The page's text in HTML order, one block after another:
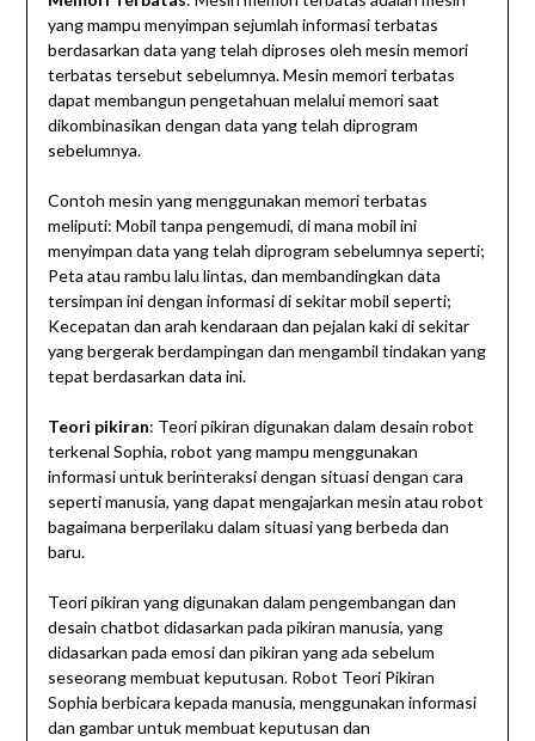
yang mampu menyimpan sejumlah informasi terbatas
berdasarkan data yang telah diproses oleh mesin memori
terbatas tersebut sebelumnya. Mesin memori terbatas
dapat membangun pengetahuan melalui memori saat
dikombinasikan dengan data yang telah diprogram
sebelumnya.
Contoh mesin yang menggunakan memori terbatas
meliputi: Mobil tanpa pengemudi, di mana mobil ini
menyimpan data yang telah diprogram sebelumnya seperti;
Peta atau rambu lalu lintas, dan membandingkan data
tersimpan ini dengan informasi di sekitar mobil seperti;
Kecepatan dan arah kendaraan dan pejalan kaki di sekitar
yang bergerak berdampingan dan mengambil tindakan yang
tepat berdasarkan data ini.
Teori pikiran: Teori pikiran digunakan dalam desain robot
terkenal Sophia, robot yang mampu menggunakan
informasi untuk berinteraksi dengan situasi dengan cara
seperti manusia, yang dapat mengajarkan mesin atau robot
bagaimana berperilaku dalam situasi yang berbeda dan
baru.
Teori pikiran yang digunakan dalam pengembangan dan
desain chatbot didasarkan pada pikiran manusia, yang
didasarkan pada emosi dan pikiran yang ada sebelum
seseorang membuat keputusan. Robot Teori Pikiran
Sophia berbicara kepada manusia, menggunakan informasi
dan gambar untuk membuat keputusan dan